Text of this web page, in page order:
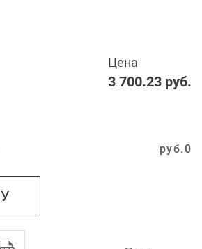
Цена
3 700.23 руб.
0
руб.